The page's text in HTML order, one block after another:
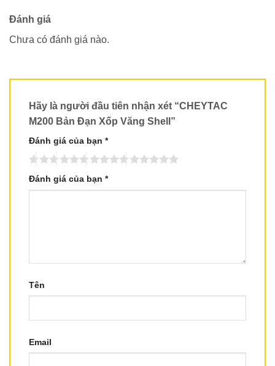
Đánh giá
Chưa có đánh giá nào.
Hãy là người đầu tiên nhận xét “CHEYTAC
M200 Bản Đạn Xốp Văng Shell”
Đánh giá của bạn *
Đánh giá của bạn *
Tên
Email